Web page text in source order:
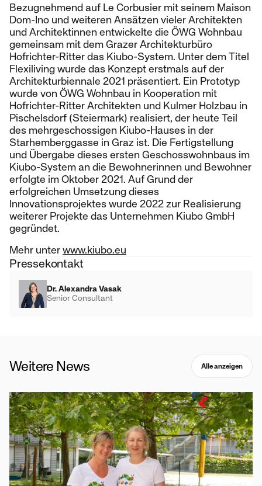
Bezugnehmend auf Le Corbusier mit seinem Maison
Dom-Ino und weiteren Ansätzen vieler Architekten
und Architektinnen entwickelte die ÖWG Wohnbau
gemeinsam mit dem Grazer Architekturbüro
Hofrichter-Ritter das Kiubo-System. Unter dem Titel
Flexiliving wurde das Konzept erstmals auf der
Architekturbiennale 2021 präsentiert. Ein Prototyp
wurde von ÖWG Wohnbau in Kooperation mit
Hofrichter-Ritter Architekten und Kulmer Holzbau in
Pischelsdorf (Steiermark) realisiert, der heute Teil
des mehrgeschossigen Kiubo-Hauses in der
Starhemberggasse in Graz ist. Die Fertigstellung
und Übergabe dieses ersten Geschosswohnbaus im
Kiubo-System an die Bewohnerinnen und Bewohner
erfolgte im Oktober 2021. Auf Grund der
erfolgreichen Umsetzung dieses
Innovationsprojektes wurde 2022 zur Realisierung
weiterer Projekte das Unternehmen Kiubo GmbH
gegründet.
Mehr unterwww.kiubo.eu
Pressekontakt
Dr. Alexandra Vasak
Senior Consultant
Weitere News Alle anzeigen